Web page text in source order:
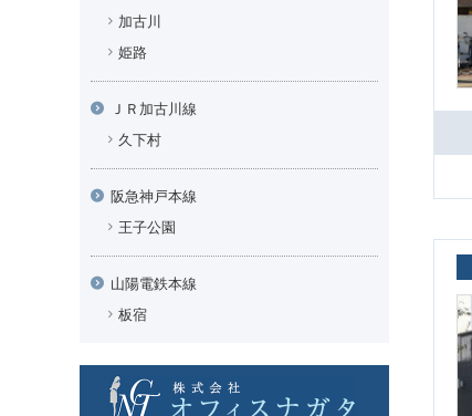
加古川
姫路
ＪＲ加古川線
久下村
阪急神戸本線
王子公園
山陽電鉄本線
板宿